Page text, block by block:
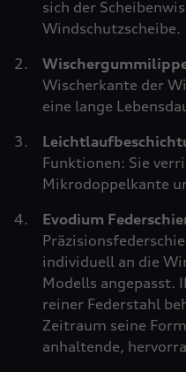
sich der
Windschutzscheibe.
Wischerkante der
eine lange
Funktionen: Sie
Mikrodoppelkante
Evodium
individuell an die
Modells angepasst.
reiner Federstahl
Zeitraum seine
anhaltende,